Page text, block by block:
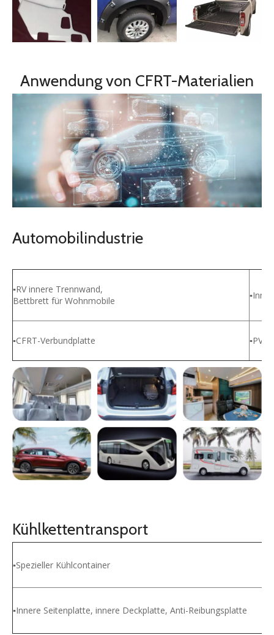
Anwendung von CFRT-Materialien
Automobilindustrie
▪RV innere Trennwand,
Bettbrett für Wohnmobile
▪CFRT-Verbundplatte
Kühlkettentransport
▪Spezieller Kühlcontainer
▪Innere Seitenplatte, innere Deckplatte, Anti-Reibungsplatte